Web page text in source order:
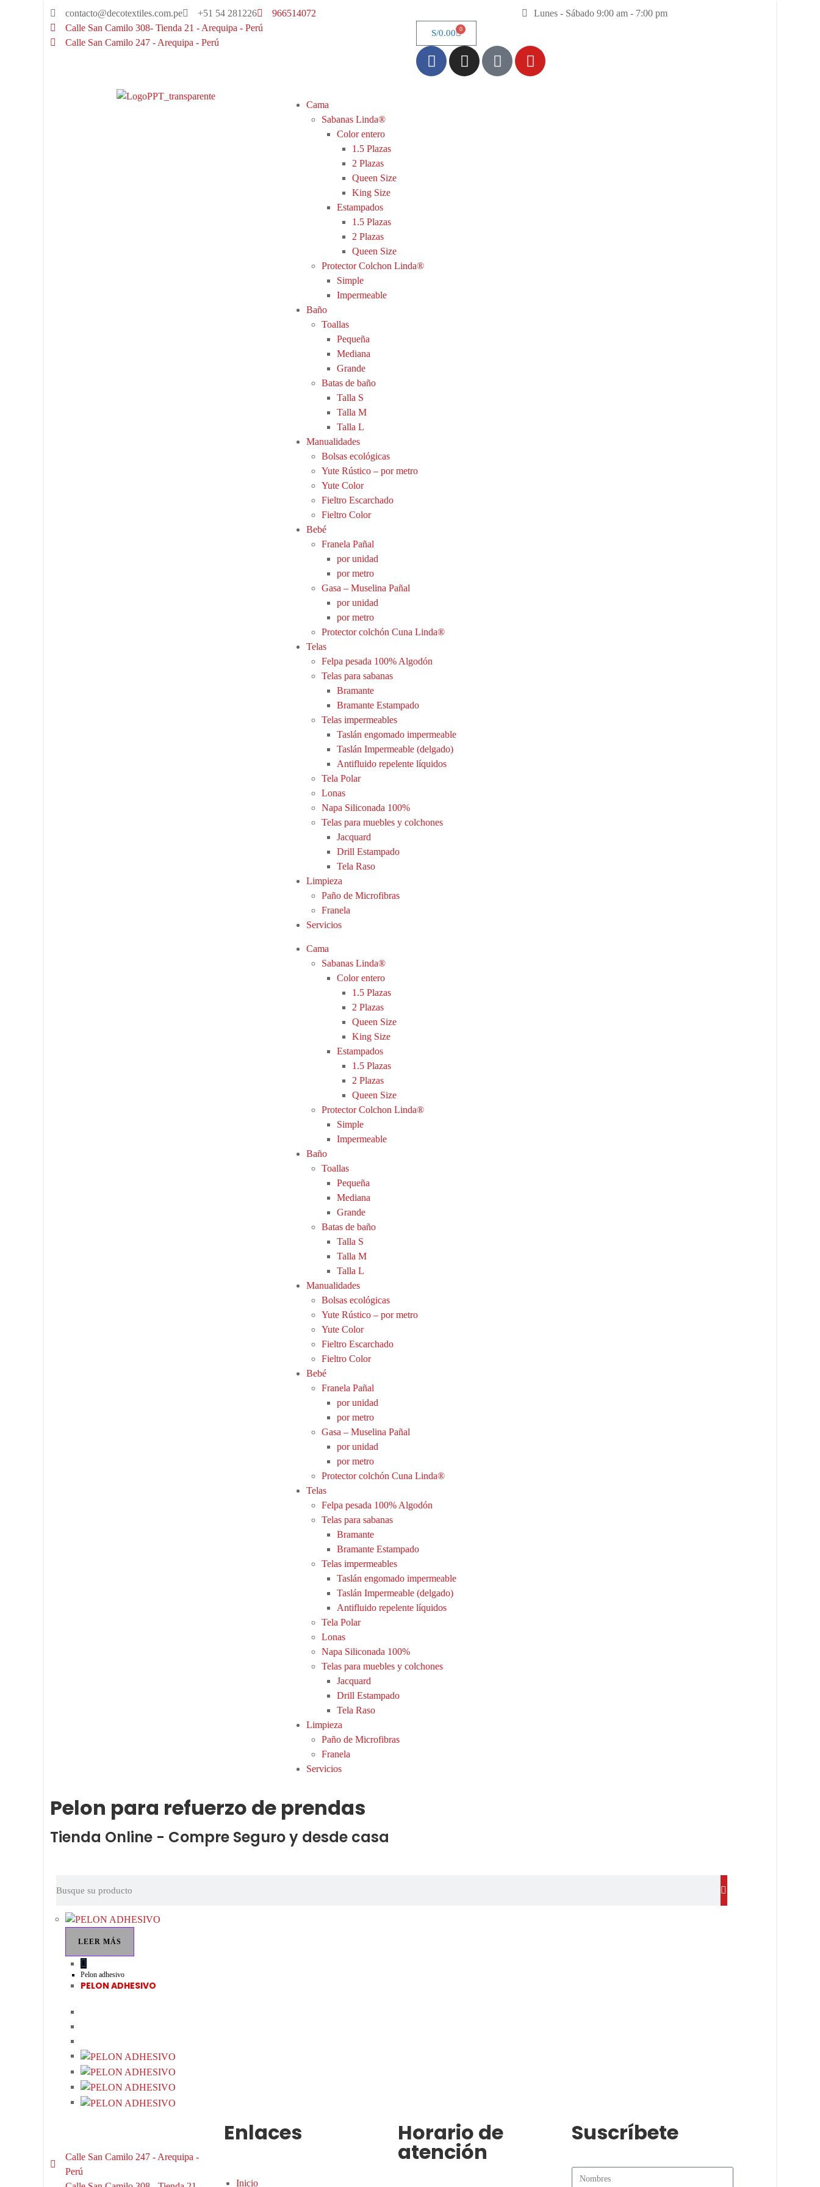
contacto@decotextiles.com.pe +51 54 281226
966514072
Calle San Camilo 308- Tienda 21 - Arequipa - Perú
Calle San Camilo 247 - Arequipa - Perú​
Lunes - Sábado 9:00 am - 7:00 pm
S/0.00 0
Cama
Sabanas Linda®
Color entero
1.5 Plazas
2 Plazas
Queen Size
King Size
Estampados
1.5 Plazas
2 Plazas
Queen Size
Protector Colchon Linda®
Simple
Impermeable
Baño
Toallas
Pequeña
Mediana
Grande
Batas de baño
Talla S
Talla M
Talla L
Manualidades
Bolsas ecológicas
Yute Rústico – por metro
Yute Color
Fieltro Escarchado
Fieltro Color
Bebé
Franela Pañal
por unidad
por metro
Gasa – Muselina Pañal
por unidad
por metro
Protector colchón Cuna Linda®
Telas
Felpa pesada 100% Algodón
Telas para sabanas
Bramante
Bramante Estampado
Telas impermeables
Taslán engomado impermeable
Taslán Impermeable (delgado)
Antifluido repelente líquidos
Tela Polar
Lonas
Napa Siliconada 100%
Telas para muebles y colchones
Jacquard
Drill Estampado
Tela Raso
Limpieza
Paño de Microfibras
Franela
Servicios
Cama
Sabanas Linda®
Color entero
1.5 Plazas
2 Plazas
Queen Size
King Size
Estampados
1.5 Plazas
2 Plazas
Queen Size
Protector Colchon Linda®
Simple
Impermeable
Baño
Toallas
Pequeña
Mediana
Grande
Batas de baño
Talla S
Talla M
Talla L
Manualidades
Bolsas ecológicas
Yute Rústico – por metro
Yute Color
Fieltro Escarchado
Fieltro Color
Bebé
Franela Pañal
por unidad
por metro
Gasa – Muselina Pañal
por unidad
por metro
Protector colchón Cuna Linda®
Telas
Felpa pesada 100% Algodón
Telas para sabanas
Bramante
Bramante Estampado
Telas impermeables
Taslán engomado impermeable
Taslán Impermeable (delgado)
Antifluido repelente líquidos
Tela Polar
Lonas
Napa Siliconada 100%
Telas para muebles y colchones
Jacquard
Drill Estampado
Tela Raso
Limpieza
Paño de Microfibras
Franela
Servicios
Pelon para refuerzo de prendas
Tienda Online - Compre Seguro y desde casa
LEER MÁS
Pelon adhesivo
PELON ADHESIVO
Calle San Camilo 247 - Arequipa -
Perú
Enlaces
Inicio
Horario de
atención
Suscríbete